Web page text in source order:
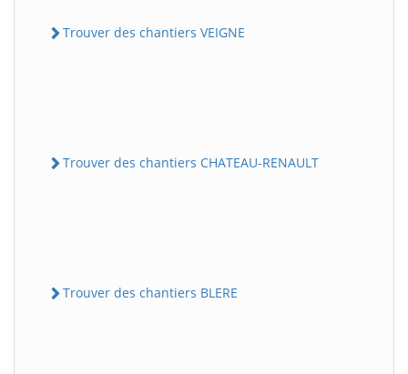
Trouver des chantiers VEIGNE
Trouver des chantiers CHATEAU-RENAULT
Trouver des chantiers BLERE